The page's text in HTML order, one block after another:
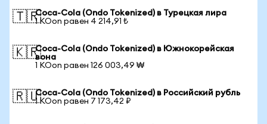
🇹🇷Coca-Cola (Ondo Tokenized) в Турецкая лира
1 KOon равен 4 214,91 ₺
🇰🇷Coca-Cola (Ondo Tokenized) в Южнокорейская
вона
1 KOon равен 126 003,49 ₩
🇷🇺Coca-Cola (Ondo Tokenized) в Российский рубль
1 KOon равен 7 173,42 ₽